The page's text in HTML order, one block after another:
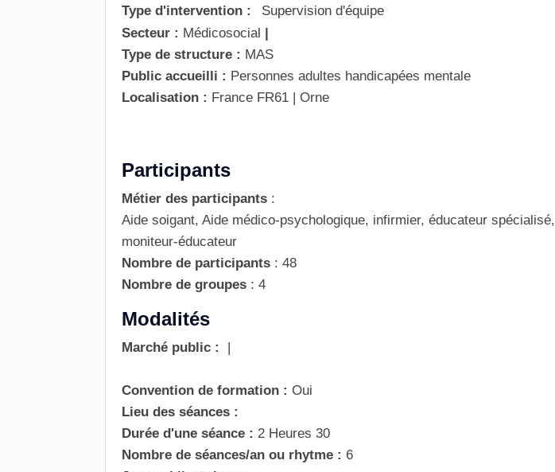
Type d'intervention :
Supervision d'équipe
Secteur : Médicosocial |
Type de structure : MAS
Public accueilli : Personnes adultes handicapées mentale
Localisation : France FR61 | Orne
Participants
Métier des participants :
Aide soigant, Aide médico-psychologique, infirmier, éducateur spécialisé,
moniteur-éducateur
Nombre de participants : 48
Nombre de groupes : 4
Modalités
Marché public : |
Convention de formation : Oui
Lieu des séances :
Durée d'une séance : 2 Heures 30
Nombre de séances/an ou rhytme : 6